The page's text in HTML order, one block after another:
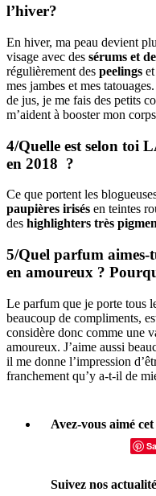
l’hiver?
En hiver, ma peau devient
visage avec des sérums et
régulièrement des peelings
mes jambes et mes
de jus, je me fais des petits
m’aident à booster mon
4/Quelle est selon toi
en 2018 ?
Ce que portent les
paupières irisés en teintes
des highlighters très
5/Quel parfum
en amoureux ?
Le parfum que je porte tous
beaucoup de compliments,
considère donc comme une
amoureux. J’aime aussi
il me donne l’impression
franchement qu’y a-t-il de
Avez-vous aimé
Suivez nos